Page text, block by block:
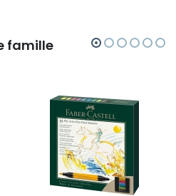
famille